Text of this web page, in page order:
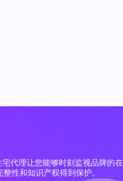
宅代理让您能够时刻监视品牌的在
性和知识产权得到保护。